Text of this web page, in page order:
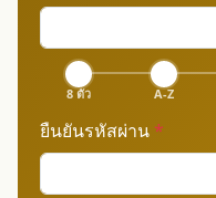
8 ตัว A-Z
ยืนยันรหัสผ่าน *